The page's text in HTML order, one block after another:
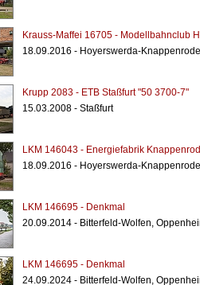
Krauss-Maffei 16705 - Modellbahnclub
18.09.2016 - Hoyerswerda-
Krupp 2083 - ETB Staßfurt "50 3700-7"
15.03.2008 - Staßfurt
LKM 146043 - Energiefabrik
18.09.2016 - Hoyerswerda-
LKM 146695 - Denkmal
20.09.2014 - Bitterfeld-Wolfen,
LKM 146695 - Denkmal
24.09.2024 - Bitterfeld-Wolfen,